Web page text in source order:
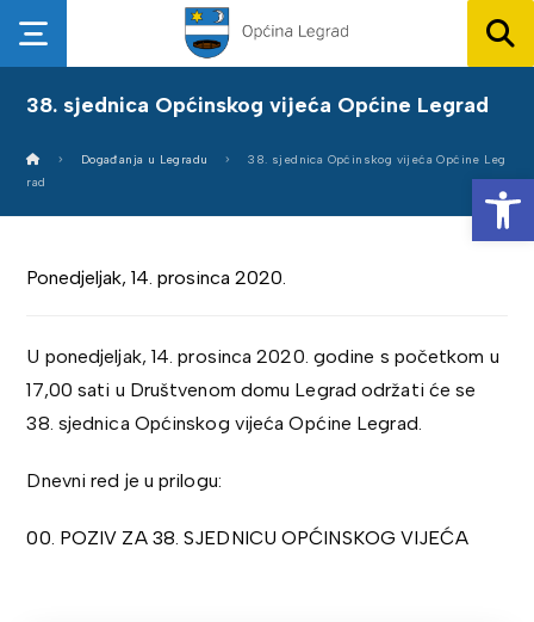
38. sjednica Općinskog vijeća Općine Legrad
Događanja u Legradu
38. sjednica Općinskog vijeća Općine Leg
rad
Ponedjeljak, 14. prosinca 2020.
U ponedjeljak, 14. prosinca 2020. godine s početkom u
17,00 sati u Društvenom domu Legrad održati će se
38. sjednica Općinskog vijeća Općine Legrad.
Dnevni red je u prilogu:
00. POZIV ZA 38. SJEDNICU OPĆINSKOG VIJEĆA